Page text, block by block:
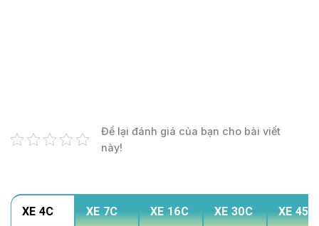
Để lại đánh giá của bạn cho bài viết
này!
XE 4C XE 7C XE 16C XE 30C XE 45C